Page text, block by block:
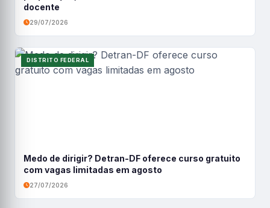
docente
29/07/2026
DISTRITO FEDERAL
Medo de dirigir? Detran-DF oferece curso gratuito
com vagas limitadas em agosto
27/07/2026